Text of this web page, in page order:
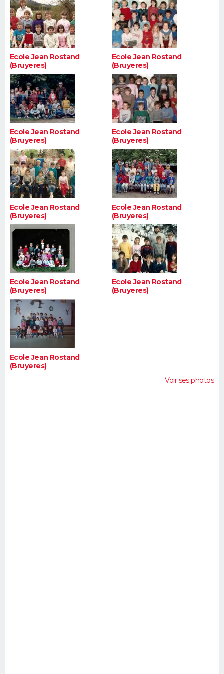
Ecole Jean Rostand
(Bruyeres)
Ecole Jean Rostand
(Bruyeres)
Ecole Jean Rostand
(Bruyeres)
Ecole Jean Rostand
(Bruyeres)
Ecole Jean Rostand
(Bruyeres)
Ecole Jean Rostand
(Bruyeres)
Ecole Jean Rostand
(Bruyeres)
Ecole Jean Rostand
(Bruyeres)
Ecole Jean Rostand
(Bruyeres)
Voir ses photos